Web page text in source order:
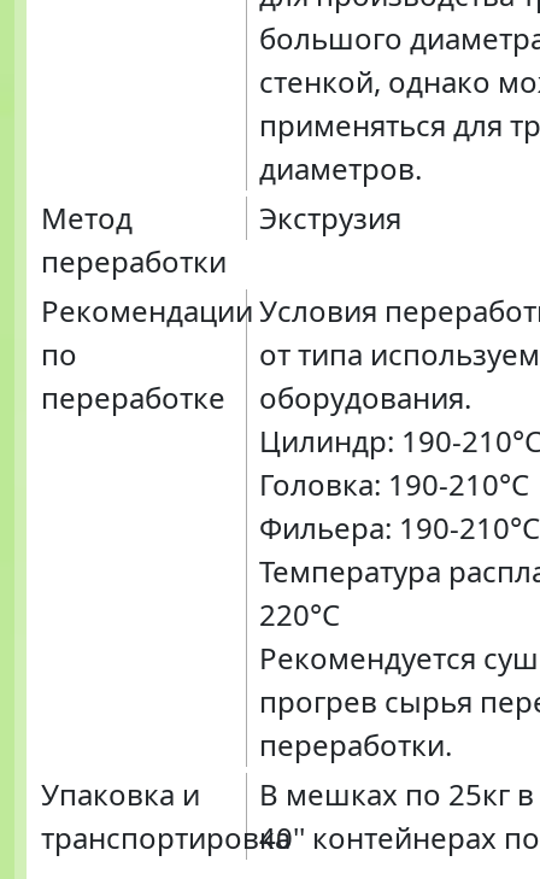
большого
стенкой, однако
применяться для
диаметров.
Метод
переработки
Экструзия
Рекомендации
по
переработке
Условия
от типа
оборудования.
Цилиндр: 190-
Головка: 190-210°C
Фильера: 190-210°C
Температура
220°C
Рекомендуется
прогрев сырья
переработки.
Упаковка и
транспортировка
В мешках по 25кг в
40'' контейнерах